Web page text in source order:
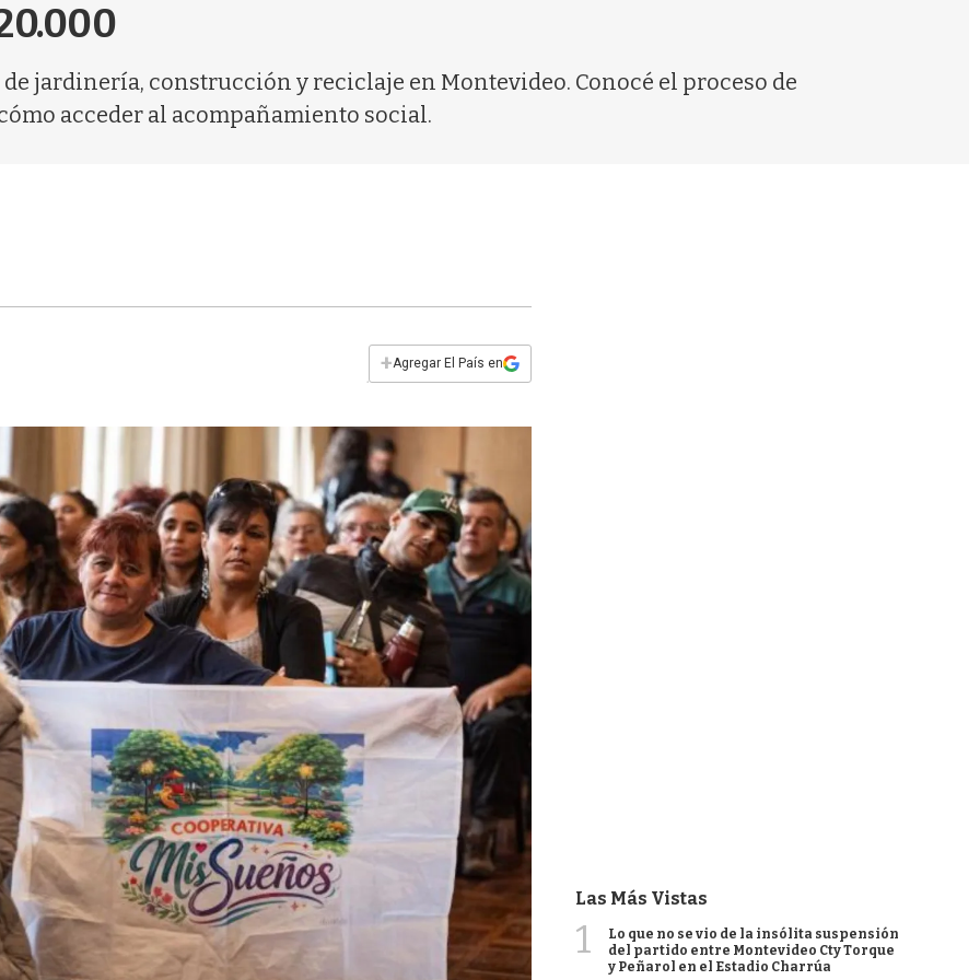
jardinería, construcción y reciclaje en Montevideo. Conocé el proceso de
acceder al acompañamiento social.
+Agregar El País en
Las Más Vistas
1
Lo que no se vio de la insólita suspensión
del partido entre Montevideo Cty Torque
y Peñarol en el Estadio Charrúa